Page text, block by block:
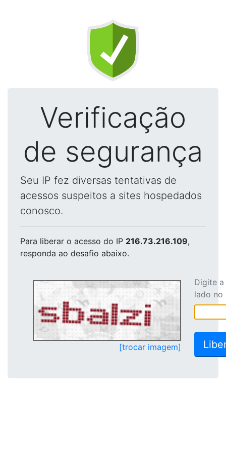
Verificação
de segurança
Seu IP fez diversas tentativas de
acessos suspeitos a sites hospedados
conosco.
Para liberar o acesso do IP 216.73.216.109,
responda ao desafio abaixo.
[trocar imagem]
Digite
lado no